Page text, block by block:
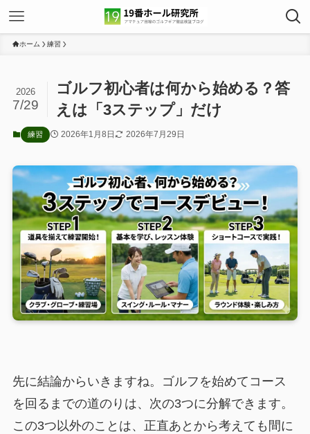
ホーム 練習
ゴルフ初心者は何から始める？答
えは「3ステップ」だけ
2026
7/29
練習 2026年1月8日 2026年7月29日
先に結論からいきますね。ゴルフを始めてコース
を回るまでの道のりは、次の3つに分解できます。
この3つ以外のことは、正直あとから考えても間に